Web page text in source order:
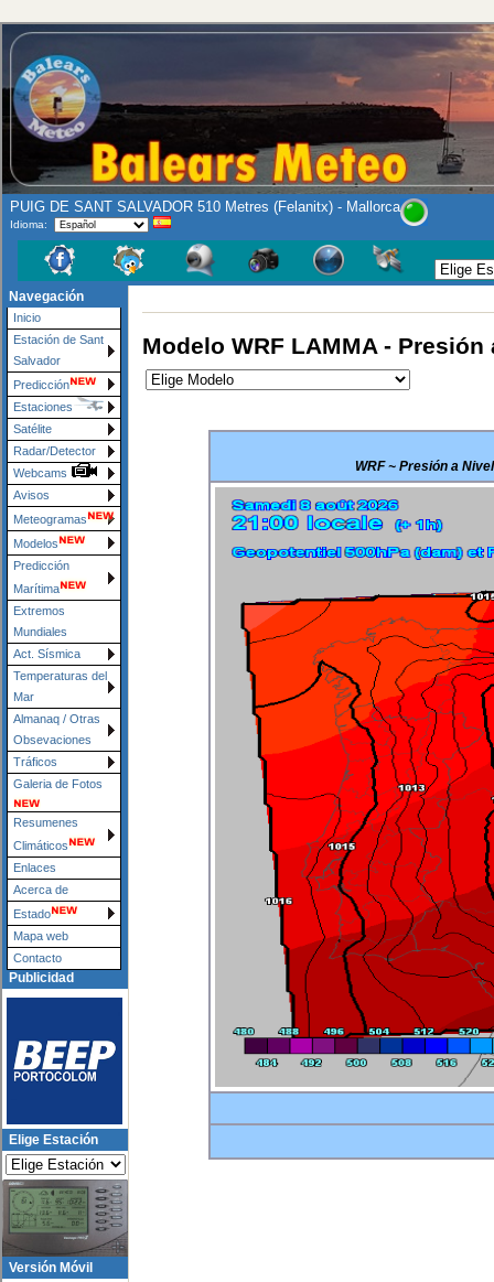
PUIG DE SANT SALVADOR 510 Metres (Felanitx) - Mallorca
Idioma:
Navegación
Inicio
Estación de Sant
Salvador
Predicción
Estaciones
Satélite
Radar/Detector
Webcams
Avisos
Meteogramas
Modelos
Predicción
Marítima
Extremos
Mundiales
Act. Sísmica
Temperaturas del
Mar
Almanaq / Otras
Obsevaciones
Tráficos
Galeria de Fotos
Resumenes
Climáticos
Enlaces
Acerca de
Estado
Mapa web
Contacto
Publicidad
Elige Estación
Versión Móvil
Modelo WRF LAMMA - Presión
WRF ~ Presión a